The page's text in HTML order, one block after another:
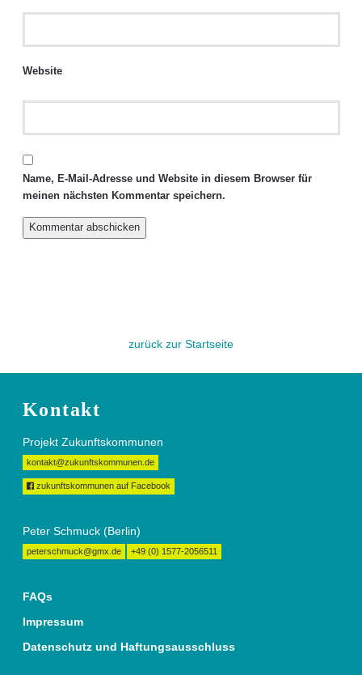
Website
Name, E-Mail-Adresse und Website in diesem Browser für
meinen nächsten Kommentar speichern.
zurück zur Startseite
Kontakt
Projekt Zukunftskommunen
kontakt@zukunftskommunen.de
zukunftskommunen auf Facebook
Peter Schmuck (Berlin)
peterschmuck@gmx.de +49 (0) 1577-2056511
FAQs
Impressum
Datenschutz und Haftungsausschluss